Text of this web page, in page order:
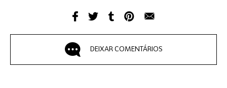
DEIXAR COMENTÁRIOS